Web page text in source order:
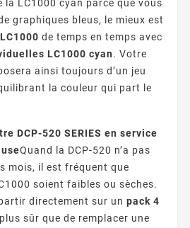
la LC1000 cyan parce que vous
graphiques bleus, le mieux est
de temps en temps avec
LC1000 cyan. Votre
ainsi toujours d’un jeu
la couleur qui part le
DCP-520 SERIES en service
Quand la DCP-520 n’a pas
mois, il est fréquent que
soient faibles ou sèches.
directement sur un pack 4
sûr que de remplacer une